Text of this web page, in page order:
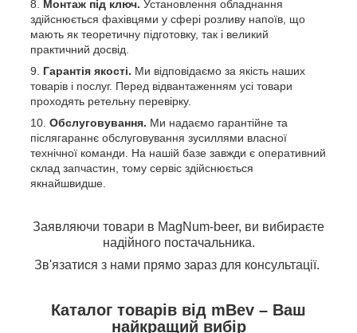
Монтаж під ключ. Установлення обладнання
здійснюється фахівцями у сфері розливу напоїв, що
мають як теоретичну підготовку, так і великий
практичний досвід.
Гарантія якості. Ми відповідаємо за якість наших
товарів і послуг. Перед відвантаженням усі товари
проходять ретельну перевірку.
Обслуговування. Ми надаємо гарантійне та
післягараннє обслуговування зусиллями власної
технічної команди. На нашій базе завжди є оперативний
склад запчастин, тому сервіс здійснюється
якнайшвидше.
Заявляючи товари в MagNum-beer, ви вибираєте
надійного постачальника.
Зв'язатися з нами прямо зараз для консультації.
Каталог товарів від mBev – Ваш
найкращий вибір